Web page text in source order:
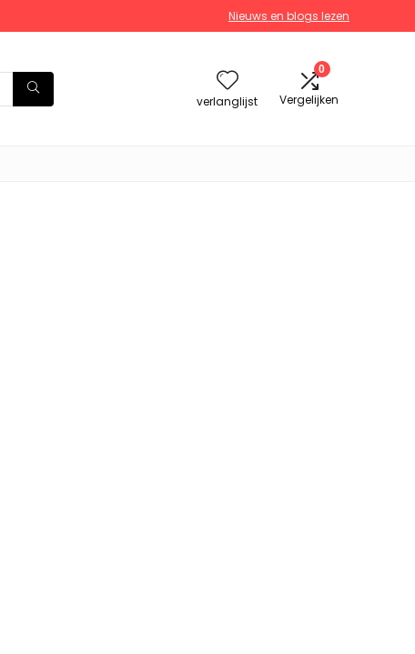
Nieuws en blogs lezen
verlanglijst
0
Vergelijken